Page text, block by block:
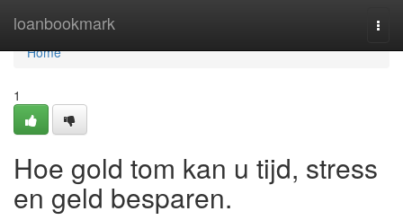
loanbookmark
Home
Home
1
Hoe gold tom kan u tijd, stress
en geld besparen.